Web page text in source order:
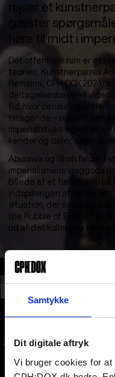
Samtykke
Dit digitale aftryk
Vi bruger cookies for
TRAILER
rejser et
gæster
høre til midt i
Det offentlige rum er et
teorien. Kunstnerparret
Remains’, CPH:DOX 2024)
deltagelsesbaseret
tid, hvor censur og
tiltagende – og hvor den
imperialistiske og
kender og deler, samtidig
Aburawa og Shah falder i
imperialismens vraggods
billede af et fællesskab på
indspilningen af filmen
situation, der samtidig
the Rubble of Empire)’ et
ud af det kollektive bidrag
Sektioner
NEW:VISION